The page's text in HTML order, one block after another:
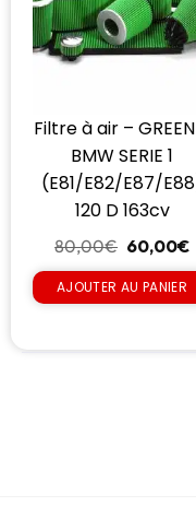
Filtre à air –
BMW SERIE 1
(E81/E82/E87/
120 D 163cv
80,00€ 60,00€
AJOUTER AU PANIER